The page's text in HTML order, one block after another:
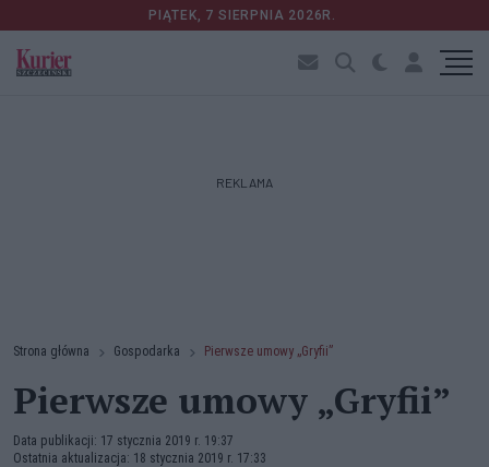
PIĄTEK, 7 SIERPNIA 2026R.
REKLAMA
Strona główna Gospodarka Pierwsze umowy „Gryfii”
Pierwsze umowy „Gryfii”
Data publikacji: 17 stycznia 2019 r. 19:37
Ostatnia aktualizacja: 18 stycznia 2019 r. 17:33